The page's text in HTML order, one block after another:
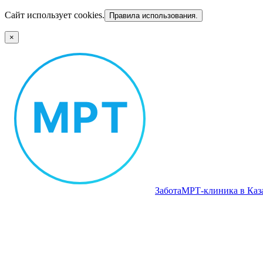
Сайт использует cookies. Правила использования.
×
ЗаботаМРТ‑клиника в